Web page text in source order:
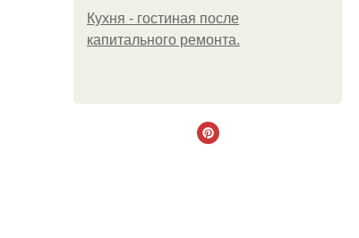
Кухня - гостиная после
капитального ремонта.